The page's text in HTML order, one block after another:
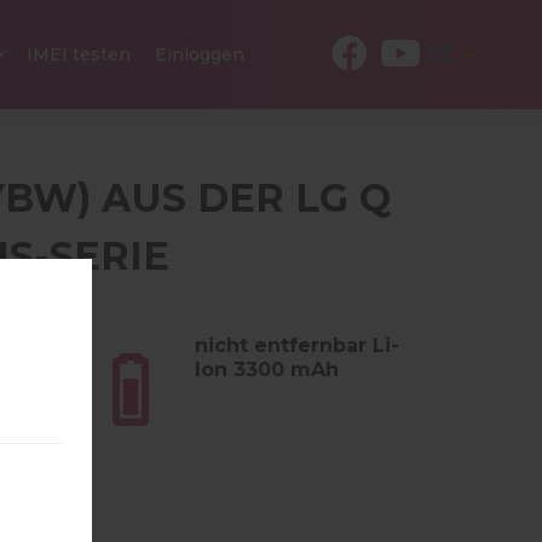
IMEI testen Einloggen
AUS DER LG Q
SERIE
nicht entfernbar Li-
Ion 3300 mAh